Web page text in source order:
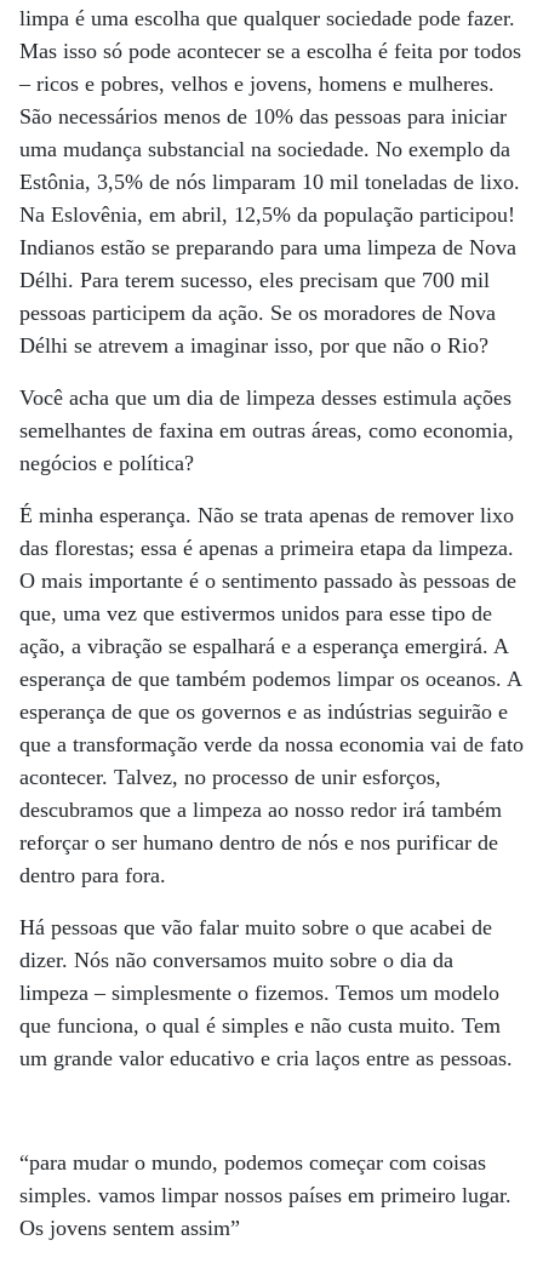
limpa é uma escolha que qualquer sociedade pode fazer.
Mas isso só pode acontecer se a escolha é feita por todos
– ricos e pobres, velhos e jovens, homens e mulheres.
São necessários menos de 10% das pessoas para iniciar
uma mudança substancial na sociedade. No exemplo da
Estônia, 3,5% de nós limparam 10 mil toneladas de lixo.
Na Eslovênia, em abril, 12,5% da população participou!
Indianos estão se preparando para uma limpeza de Nova
Délhi. Para terem sucesso, eles precisam que 700 mil
pessoas participem da ação. Se os moradores de Nova
Délhi se atrevem a imaginar isso, por que não o Rio?
Você acha que um dia de limpeza desses estimula ações
semelhantes de faxina em outras áreas, como economia,
negócios e política?
É minha esperança. Não se trata apenas de remover lixo
das florestas; essa é apenas a primeira etapa da limpeza.
O mais importante é o sentimento passado às pessoas de
que, uma vez que estivermos unidos para esse tipo de
ação, a vibração se espalhará e a esperança emergirá. A
esperança de que também podemos limpar os oceanos. A
esperança de que os governos e as indústrias seguirão e
que a transformação verde da nossa economia vai de fato
acontecer. Talvez, no processo de unir esforços,
descubramos que a limpeza ao nosso redor irá também
reforçar o ser humano dentro de nós e nos purificar de
dentro para fora.
Há pessoas que vão falar muito sobre o que acabei de
dizer. Nós não conversamos muito sobre o dia da
limpeza – simplesmente o fizemos. Temos um modelo
que funciona, o qual é simples e não custa muito. Tem
um grande valor educativo e cria laços entre as pessoas.
“para mudar o mundo, podemos começar com coisas
simples. vamos limpar nossos países em primeiro lugar.
Os jovens sentem assim”